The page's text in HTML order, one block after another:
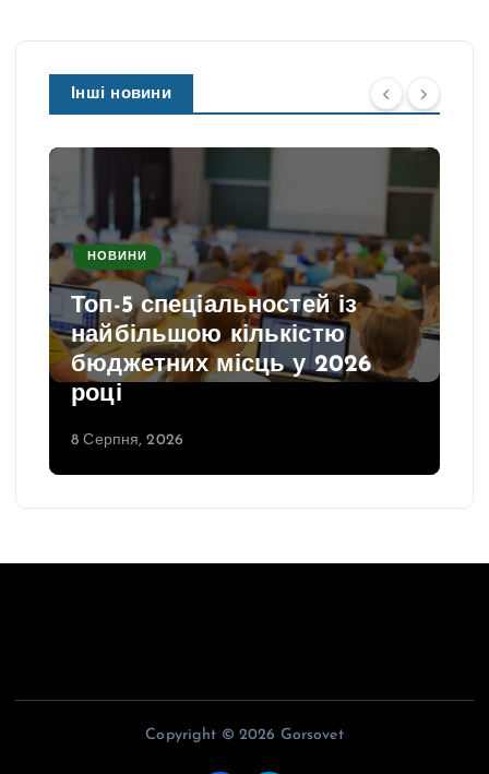
Інші новини
НОВИНИ
Топ-5 спеціальностей із
найбільшою кількістю
бюджетних місць у 2026
році
8 Серпня, 2026
Copyright © 2026 Gorsovet